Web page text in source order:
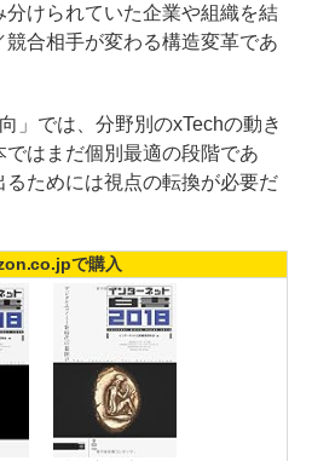
けられていた企業や組織を結
合相手が変わる構造変革であ
では、分野別のxTechの動き
はまだ個別最適の段階であ
るためには視点の転換が必要だ
で購入